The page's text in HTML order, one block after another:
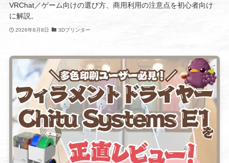
VRChat／ゲーム向けの選び方、商用利用の注意点を初心者向け
に解説。
2026年8月8日 3Dプリンター